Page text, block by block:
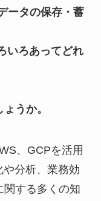
ータの保存・蓄
いろあってどれ
うか。
、GCPを活用
や分析、業務効
関する多くの知